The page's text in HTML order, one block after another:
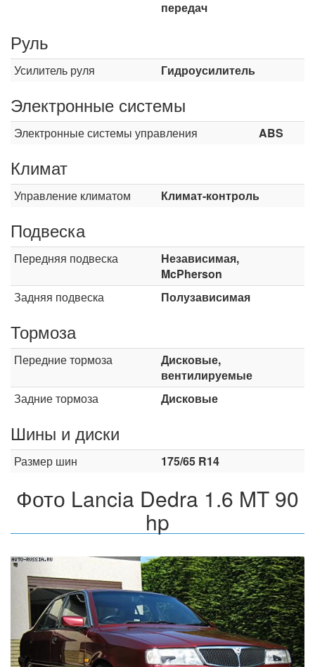
передач
Руль
Усилитель руля Гидроусилитель
Электронные системы
Электронные системы управления ABS
Климат
Управление климатом Климат-контроль
Подвеска
Передняя подвеска
Независимая,
McPherson
Задняя подвеска
Полузависимая
Тормоза
Передние тормоза
Дисковые,
вентилируемые
Задние тормоза
Дисковые
Шины и диски
Размер шин 175/65 R14
Фото Lancia Dedra 1.6 MT 90
hp
Назад